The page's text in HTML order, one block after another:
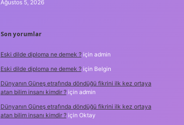
Ağustos 5, 2026
Son yorumlar
Eski dilde diploma ne demek ?için admin
Eski dilde diploma ne demek ?için Belgin
Dünyanın Güneş etrafında döndüğü fikrini ilk kez ortaya
atan bilim insanı kimdir ?için admin
Dünyanın Güneş etrafında döndüğü fikrini ilk kez ortaya
atan bilim insanı kimdir ?için Oktay